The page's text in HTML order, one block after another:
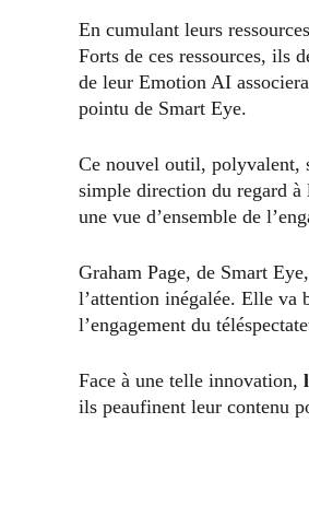
En cumulant leurs
Forts de ces ressources, ils
de leur Emotion AI
pointu de Smart Eye.
Ce nouvel outil, polyvalent,
simple direction du regard
une vue d’ensemble de
Graham Page, de Smart
l’attention inégalée. Elle va
l’engagement du
Face à une telle innovation,
ils peaufinent leur contenu